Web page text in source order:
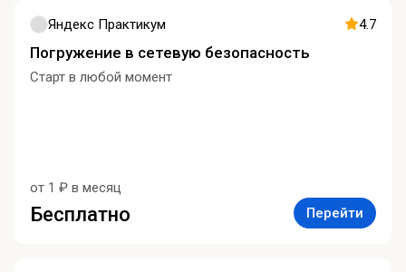
Яндекс Практикум 4.7
Погружение в сетевую безопасность
Старт в любой момент
от 1 ₽ в месяц
Бесплатно Перейти